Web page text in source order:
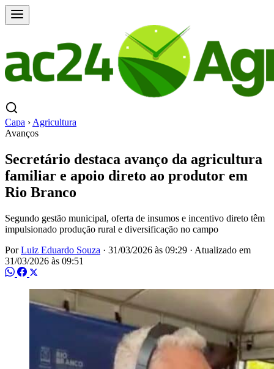
Capa › Agricultura
Avanços
Secretário destaca avanço da agricultura
familiar e apoio direto ao produtor em
Rio Branco
Segundo gestão municipal, oferta de insumos e incentivo direto têm
impulsionado produção rural e diversificação no campo
PorLuiz Eduardo Souza · 31/03/2026 às 09:29 · Atualizado em
31/03/2026 às 09:51